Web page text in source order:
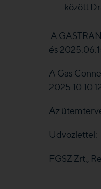
között
A
és
A Gas
2025.10.10
Az
Üdvözlettel:
FGSZ Zrt.,